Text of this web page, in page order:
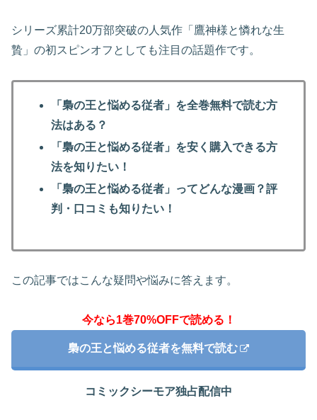
シリーズ累計20万部突破の人気作「鷹神様と憐れな生
贄」の初スピンオフとしても注目の話題作です。
「梟の王と悩める従者」を全巻無料で読む方
法はある？
「梟の王と悩める従者」を安く購入できる方
法を知りたい！
「梟の王と悩める従者」ってどんな漫画？評
判・口コミも知りたい！
この記事ではこんな疑問や悩みに答えます。
今なら1巻70%OFFで読める！
梟の王と悩める従者を無料で読む
コミックシーモア独占配信中